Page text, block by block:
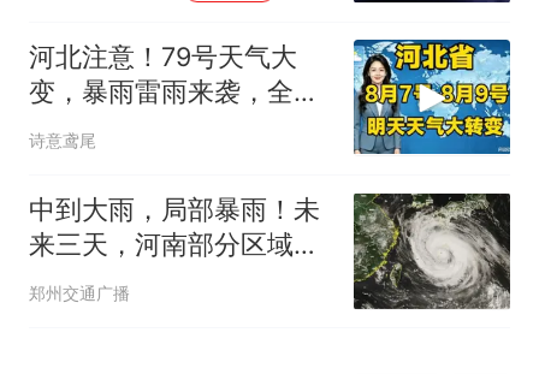
河北注意！79号天气大
变，暴雨雷雨来袭，全省
老乡留心！
诗意鸢尾
中到大雨，局部暴雨！未
来三天，河南部分区域需
警惕强对流天气
郑州交通广播